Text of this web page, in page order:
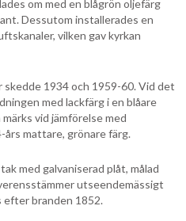
om med en blågrön oljefärg
Dessutom installerades en
vilken gav kyrkan
1934 och 1959-60. Vid det
med lackfärg i en blåare
vid jämförelse med
års mattare, grönare färg.
med galvaniserad plåt, målad
utseendemässigt
efter branden 1852.